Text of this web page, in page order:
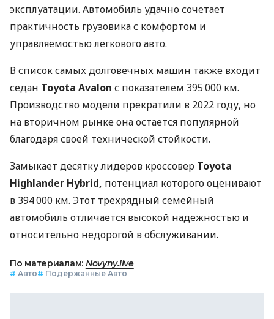
эксплуатации. Автомобиль удачно сочетает
практичность грузовика с комфортом и
управляемостью легкового авто.
В список самых долговечных машин также входит
седан Toyota Avalon с показателем 395 000 км.
Производство модели прекратили в 2022 году, но
на вторичном рынке она остается популярной
благодаря своей технической стойкости.
Замыкает десятку лидеров кроссовер Toyota
Highlander Hybrid, потенциал которого оценивают
в 394 000 км. Этот трехрядный семейный
автомобиль отличается высокой надежностью и
относительно недорогой в обслуживании.
По материалам: Novyny.live
# Авто# Подержанные Авто